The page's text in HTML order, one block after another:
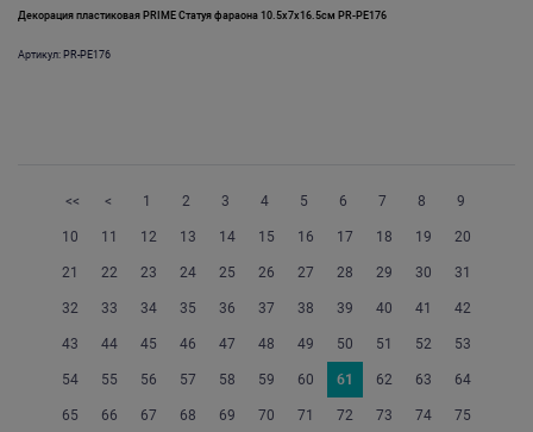
Декорация пластиковая PRIME Статуя фараона 10.5х7х16.5см PR-PE176
Артикул: PR-PE176
<< < 1 2 3 4 5 6 7 8 9
10 11 12 13 14 15 16 17 18 19 20
21 22 23 24 25 26 27 28 29 30 31
32 33 34 35 36 37 38 39 40 41 42
43 44 45 46 47 48 49 50 51 52 53
54 55 56 57 58 59 60 61 62 63 64
65 66 67 68 69 70 71 72 73 74 75